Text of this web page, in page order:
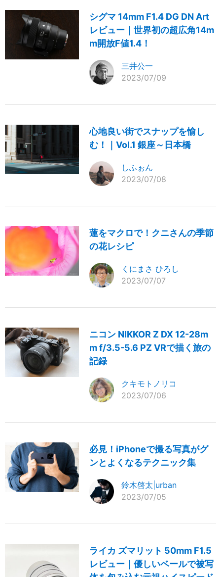
シグマ 14mm F1.4 DG DN Art
レビュー｜世界初の超広角14m
m開放F値1.4！
三井公一
2023/07/09
心地良い街でスナップを愉し
む！｜Vol.1 銀座～日本橋
しふぉん
2023/07/08
蓮をマクロで！クニさんの季節
の花レシピ
くにまさ ひろし
2023/07/07
ニコン NIKKOR Z DX 12-28m
m f/3.5-5.6 PZ VRで描く旅の
記録
クキモトノリコ
2023/07/06
必見！iPhoneで撮る写真がグ
ンとよくなるテクニック集
鈴木啓太|urban
2023/07/05
ライカ ズマリット 50mm F1.5
レビュー｜優しいベールで被写